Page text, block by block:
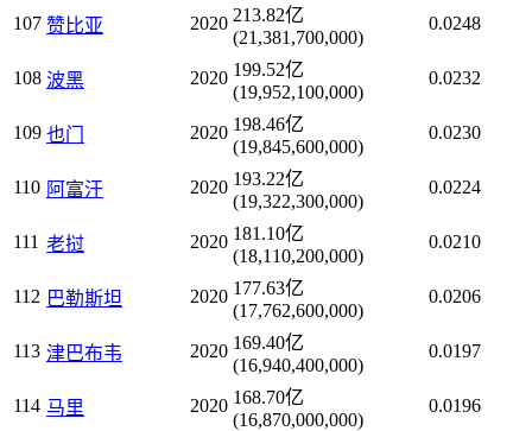
107 赞比亚 2020 213.82亿
(21,381,700,000)
0.0248
108 波黑 2020 199.52亿
(19,952,100,000)
0.0232
109 也门 2020 198.46亿
(19,845,600,000)
0.0230
110 阿富汗 2020 193.22亿
(19,322,300,000)
0.0224
111 老挝 2020 181.10亿
(18,110,200,000)
0.0210
112 巴勒斯坦 2020 177.63亿
(17,762,600,000)
0.0206
113 津巴布韦 2020 169.40亿
(16,940,400,000)
0.0197
114 马里 2020 168.70亿
(16,870,000,000)
0.0196